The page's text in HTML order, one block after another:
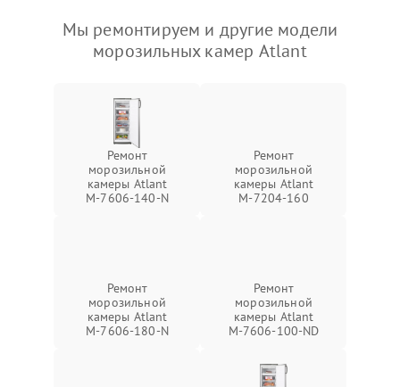
Мы ремонтируем и другие модели
морозильных камер Atlant
Ремонт
морозильной
камеры Atlant
М-7606-140-N
Ремонт
морозильной
камеры Atlant
М-7204-160
Ремонт
морозильной
камеры Atlant
М-7606-180-N
Ремонт
морозильной
камеры Atlant
М-7606-100-ND